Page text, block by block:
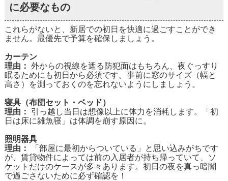
に必要なもの
これらがないと、新居での初日を快適に過ごすことができ
ません。最優先で予算を確保しましょう。
カーテン
理由： 外からの視線を遮る防犯面はもちろん、夜ぐっすり
眠るためにも初日から必須です。事前に窓のサイズ（幅と
高さ）を測っておくのを忘れないようにしましょう。
寝具（布団セット・ベッド）
理由：
引っ越し当日は想像以上に体力を消耗します。「初
日は床に雑魚寝」は体調を崩す原因に。
照明器具
理由：
「部屋に最初からついている」と思い込みがちです
が、賃貸物件によっては前の入居者が持ち帰っていて、ソ
ケットだけのケースが多々あります。初日の夜を真っ暗闇
で過ごさないために必ず確認を！